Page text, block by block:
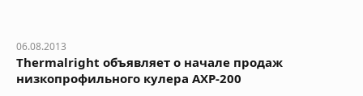
06.08.2013
Thermalright объявляет о начале продаж
низкопрофильного кулера AXP-200